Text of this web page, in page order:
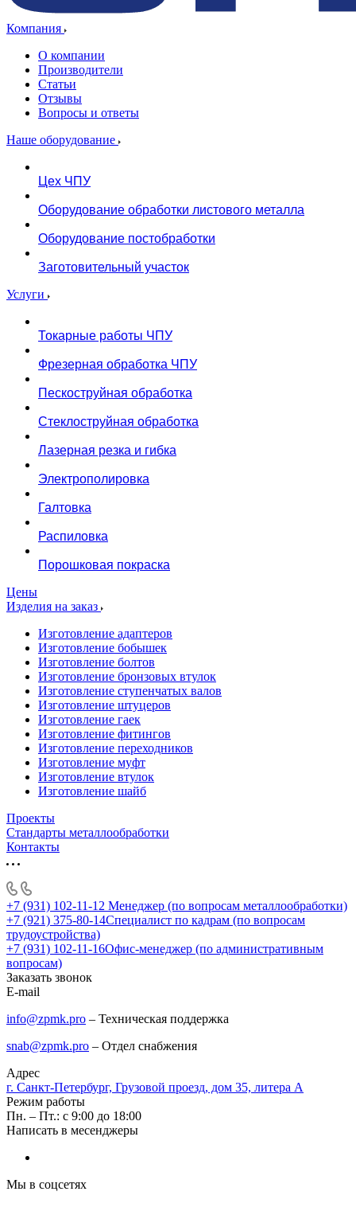
Компания
О компании
Производители
Статьи
Отзывы
Вопросы и ответы
Наше оборудование
Цех ЧПУ
Оборудование обработки листового металла
Оборудование постобработки
Заготовительный участок
Услуги
Токарные работы ЧПУ
Фрезерная обработка ЧПУ
Пескоструйная обработка
Стеклоструйная обработка
Лазерная резка и гибка
Электрополировка
Галтовка
Распиловка
Порошковая покраска
Цены
Изделия на заказ
Изготовление адаптеров
Изготовление бобышек
Изготовление болтов
Изготовление бронзовых втулок
Изготовление ступенчатых валов
Изготовление штуцеров
Изготовление гаек
Изготовление фитингов
Изготовление переходников
Изготовление муфт
Изготовление втулок
Изготовление шайб
Проекты
Стандарты металлообработки
Контакты
+7 (931) 102-11-12 Менеджер (по вопросам металлообработки)
+7 (921) 375-80-14Специалист по кадрам (по вопросам
трудоустройства)
+7 (931) 102-11-16Офис-менеджер (по административным
вопросам)
Заказать звонок
E-mail
info@zpmk.pro – Техническая поддержка
snab@zpmk.pro – Отдел снабжения
Адрес
г. Санкт-Петербург, Грузовой проезд, дом 35, литера А
Режим работы
Пн. – Пт.: с 9:00 до 18:00
Написать в месенджеры
Мы в соцсетях